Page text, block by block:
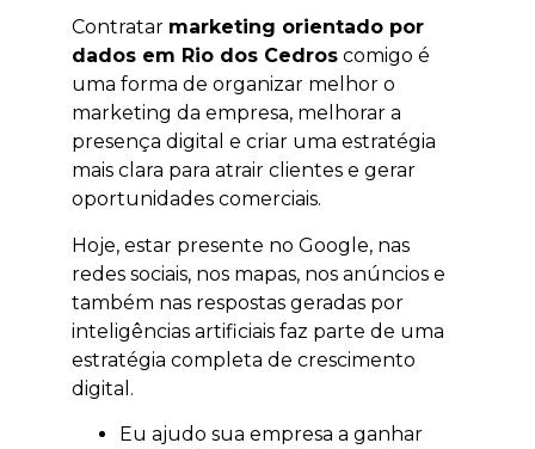
Contratar marketing orientado por
dados em Rio dos Cedros comigo é
uma forma de organizar melhor o
marketing da empresa, melhorar a
presença digital e criar uma estratégia
mais clara para atrair clientes e gerar
oportunidades comerciais.
Hoje, estar presente no Google, nas
redes sociais, nos mapas, nos anúncios e
também nas respostas geradas por
inteligências artificiais faz parte de uma
estratégia completa de crescimento
digital.
Eu ajudo sua empresa a ganhar